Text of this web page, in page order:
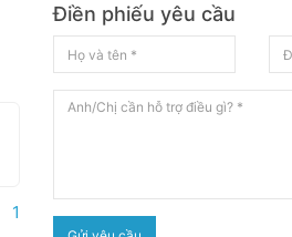
1
Điền phiếu yêu cầu